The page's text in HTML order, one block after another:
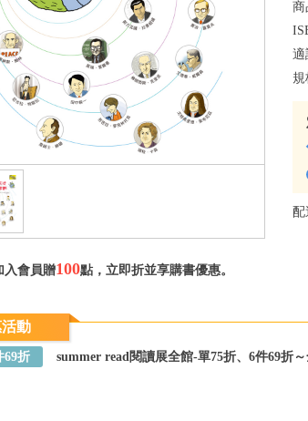
入會員贈100點，立即折並享購書優惠。
商
適
規
動
69折 summer read閱讀展全館-單75折、6件69折